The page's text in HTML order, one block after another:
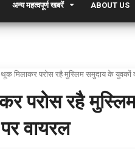
अन्य महत्वपूर्ण खबरें ABOUT US
मिलाकर परोस रहै मुस्लिम समुदाय के युवकों
परोस रहै
वायरल